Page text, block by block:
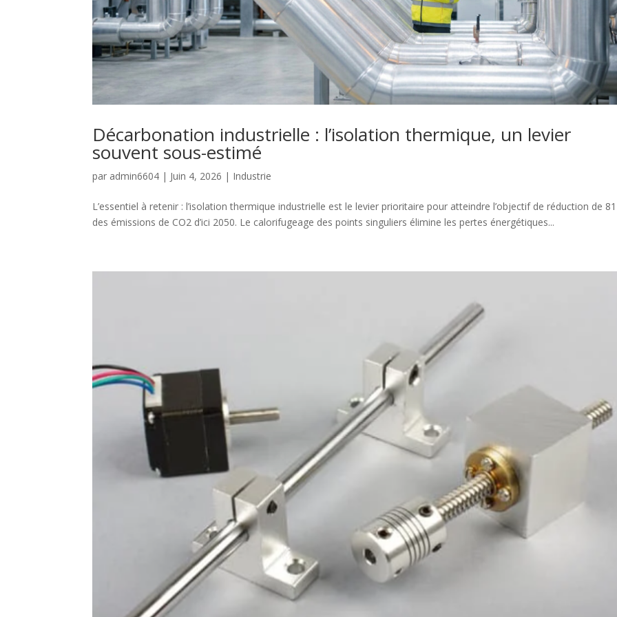
Décarbonation industrielle : l’isolation thermique, un levier
souvent sous-estimé
par admin6604 | Juin 4, 2026 | Industrie
L’essentiel à retenir : l’isolation thermique industrielle est le levier prioritaire pour atteindre l’objectif de réduction de
des émissions de CO2 d’ici 2050. Le calorifugeage des points singuliers élimine les pertes énergétiques...